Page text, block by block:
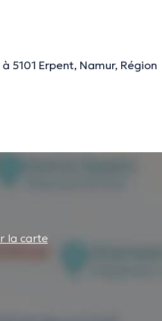
5101 Erpent, Namur, Région
la carte